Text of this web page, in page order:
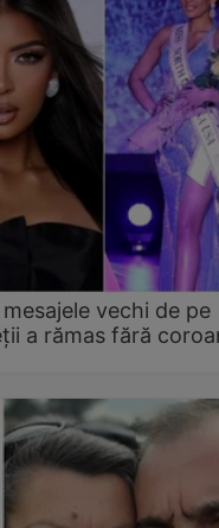
vechi de pe
a rămas fără